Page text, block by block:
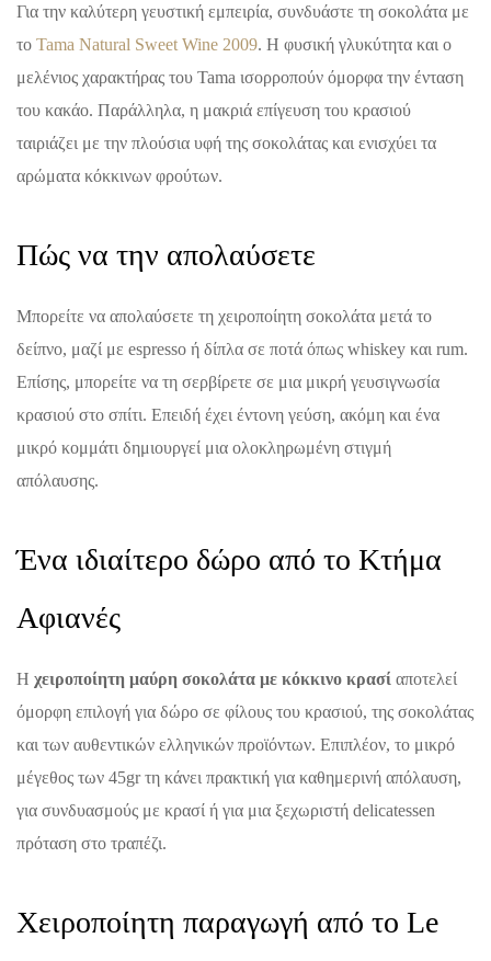
Για την καλύτερη γευστική εμπειρία, συνδυάστε τη σοκολάτα με
το Tama Natural Sweet Wine 2009. Η φυσική γλυκύτητα και ο
μελένιος χαρακτήρας του Tama ισορροπούν όμορφα την ένταση
του κακάο. Παράλληλα, η μακριά επίγευση του κρασιού
ταιριάζει με την πλούσια υφή της σοκολάτας και ενισχύει τα
αρώματα κόκκινων φρούτων.
Πώς να την απολαύσετε
Μπορείτε να απολαύσετε τη χειροποίητη σοκολάτα μετά το
δείπνο, μαζί με espresso ή δίπλα σε ποτά όπως whiskey και rum.
Επίσης, μπορείτε να τη σερβίρετε σε μια μικρή γευσιγνωσία
κρασιού στο σπίτι. Επειδή έχει έντονη γεύση, ακόμη και ένα
μικρό κομμάτι δημιουργεί μια ολοκληρωμένη στιγμή
απόλαυσης.
Ένα ιδιαίτερο δώρο από το Κτήμα
Αφιανές
Η χειροποίητη μαύρη σοκολάτα με κόκκινο κρασί αποτελεί
όμορφη επιλογή για δώρο σε φίλους του κρασιού, της σοκολάτας
και των αυθεντικών ελληνικών προϊόντων. Επιπλέον, το μικρό
μέγεθος των 45gr τη κάνει πρακτική για καθημερινή απόλαυση,
για συνδυασμούς με κρασί ή για μια ξεχωριστή delicatessen
πρόταση στο τραπέζι.
Χειροποίητη παραγωγή από το Le